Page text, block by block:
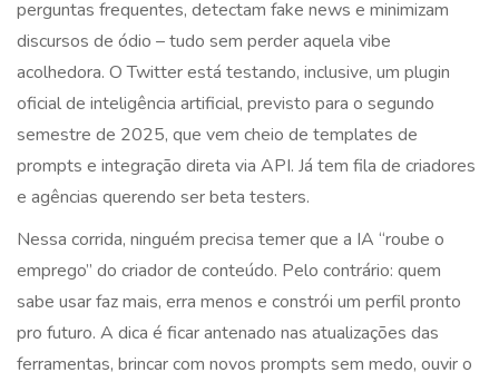
perguntas frequentes, detectam fake news e minimizam
discursos de ódio – tudo sem perder aquela vibe
acolhedora. O Twitter está testando, inclusive, um plugin
oficial de inteligência artificial, previsto para o segundo
semestre de 2025, que vem cheio de templates de
prompts e integração direta via API. Já tem fila de criadores
e agências querendo ser beta testers.
Nessa corrida, ninguém precisa temer que a IA “roube o
emprego” do criador de conteúdo. Pelo contrário: quem
sabe usar faz mais, erra menos e constrói um perfil pronto
pro futuro. A dica é ficar antenado nas atualizações das
ferramentas, brincar com novos prompts sem medo, ouvir o